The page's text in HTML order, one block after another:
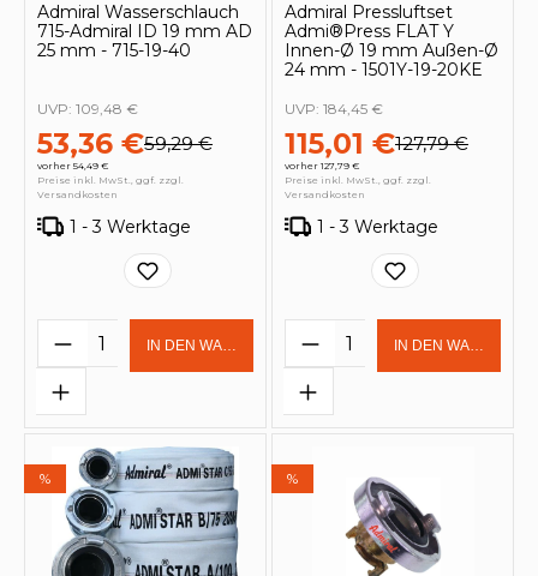
Admiral Wasserschlauch
715-Admiral ID 19 mm AD
25 mm - 715-19-40
53,36 €59,29 €
vorher 54,49 €
UVP: 109,48 €
Preise inkl. MwSt., ggf. zzgl.
Versandkosten
1 - 3 Werktage
Produkt Anzahl: Gib den
IN DEN WARENKORB
Admiral Pressluftset
Admi®Press FLAT Y
Innen-Ø 19 mm Außen-Ø
24 mm - 1501Y-19-20KE
115,01 €127,79 €
vorher 127,79 €
UVP: 184,45 €
Preise inkl. MwSt., ggf. zzgl.
Versandkosten
1 - 3 Werktage
Produkt Anzahl:
IN DEN
% %